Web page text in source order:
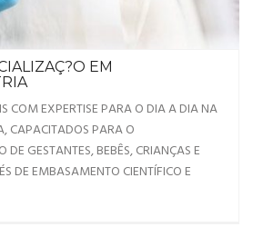
EM
COM EXPERTISE PARA O DIA A DIA NA
CAPACITADOS PARA O
GESTANTES, BEBÊS, CRIANÇAS E
DE EMBASAMENTO CIENTÍFICO E